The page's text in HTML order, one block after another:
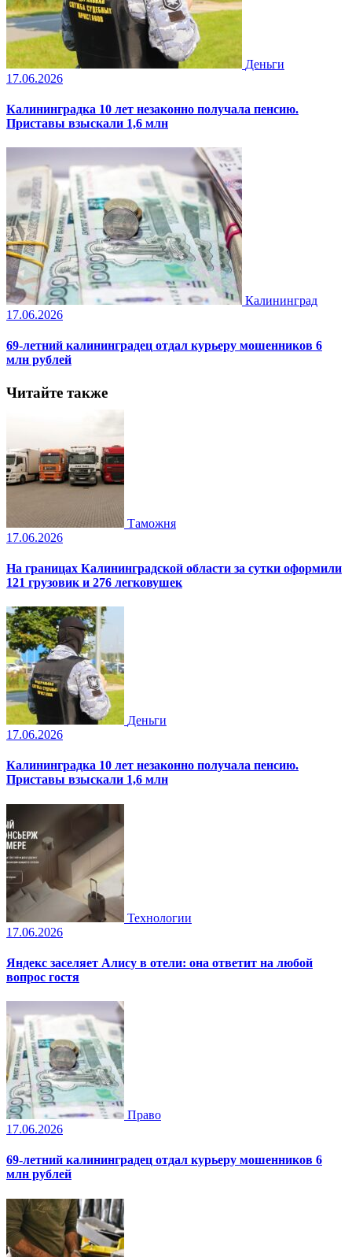
Деньги
17.06.2026
Калининградка 10 лет незаконно получала пенсию.
Приставы взыскали 1,6 млн
Калининград
17.06.2026
69-летний калининградец отдал курьеру мошенников 6
млн рублей
Читайте также
Таможня
17.06.2026
На границах Калининградской области за сутки оформили
121 грузовик и 276 легковушек
Деньги
17.06.2026
Калининградка 10 лет незаконно получала пенсию.
Приставы взыскали 1,6 млн
Технологии
17.06.2026
Яндекс заселяет Алису в отели: она ответит на любой
вопрос гостя
Право
17.06.2026
69-летний калининградец отдал курьеру мошенников 6
млн рублей